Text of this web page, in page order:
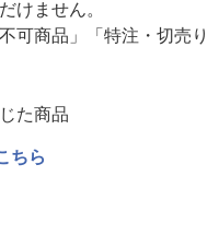
けません。
可商品」「特注・切売り
た商品
ちら